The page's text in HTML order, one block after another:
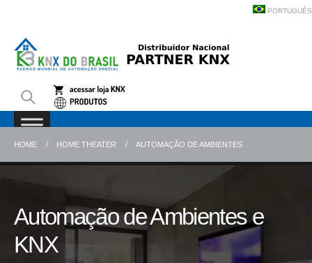
PORTUGUÊS
HOME HOME THEATER AUTOMAÇÃO DE AMBIENTES
Automação de Ambientes e
KNX